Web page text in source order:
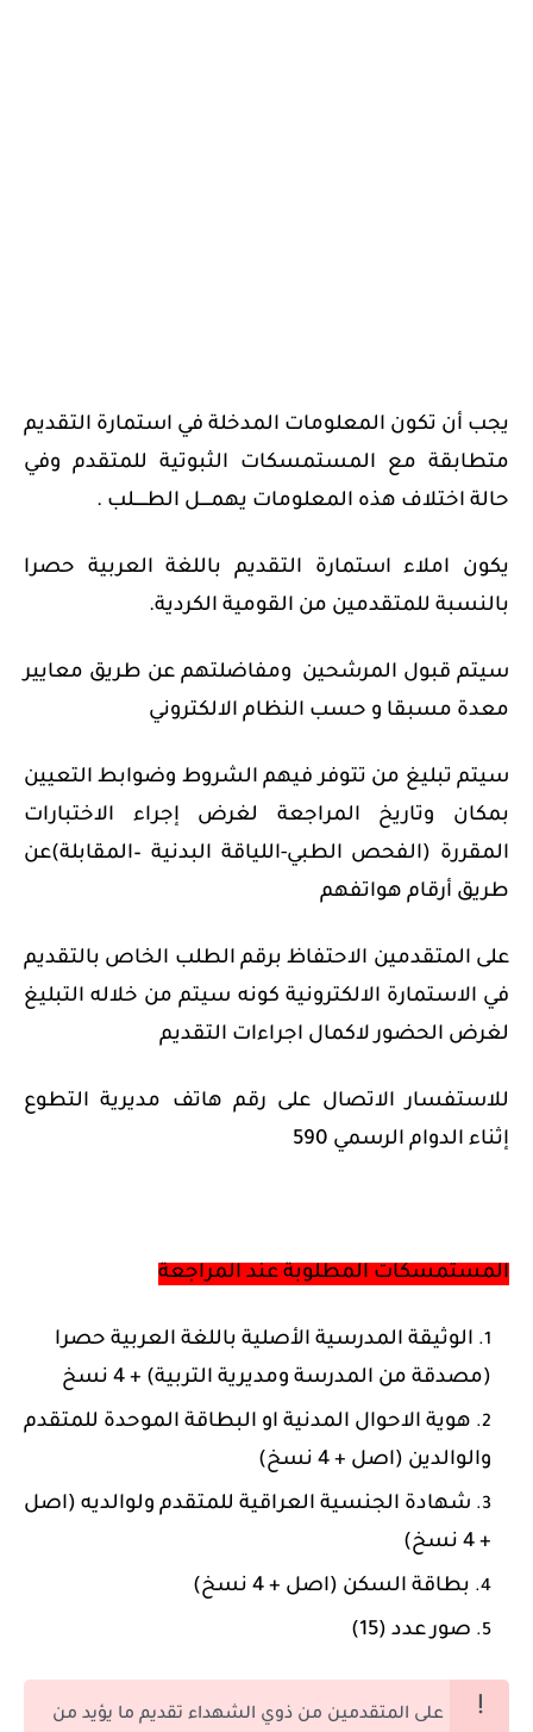
يجب أن تكون المعلومات المدخلة في استمارة التقديم
متطابقة مع المستمسكات الثبوتية للمتقدم وفي
حالة اختلاف هذه المعلومات يهمــــل الطـــــلب .
يكون املاء استمارة التقديم باللغة العربية حصرا
بالنسبة للمتقدمين من القومية الكردية.
سيتم قبول المرشحين ومفاضلتهم عن طريق معايير
معدة مسبقا و حسب النظام الالكتروني
سيتم تبليغ من تتوفر فيهم الشروط وضوابط التعيين
بمكان وتاريخ المراجعة لغرض إجراء الاختبارات
المقررة (الفحص الطبي-اللياقة البدنية –المقابلة)عن
طريق أرقام هواتفهم
على المتقدمين الاحتفاظ برقم الطلب الخاص بالتقديم
في الاستمارة الالكترونية كونه سيتم من خلاله التبليغ
لغرض الحضور لاكمال اجراءات التقديم
للاستفسار الاتصال على رقم هاتف مديرية التطوع
إثناء الدوام الرسمي 590
المستمسكات المطلوبة عند المراجعة
الوثيقة المدرسية الأصلية باللغة العربية حصرا
(مصدقة من المدرسة ومديرية التربية) + 4 نسخ
هوية الاحوال المدنية او البطاقة الموحدة للمتقدم
والوالدين (اصل + 4 نسخ)
شهادة الجنسية العراقية للمتقدم ولوالديه (اصل
+ 4 نسخ)
بطاقة السكن (اصل + 4 نسخ)
صور عدد (15)
على المتقدمين من ذوي الشهداء تقديم ما يؤيد من